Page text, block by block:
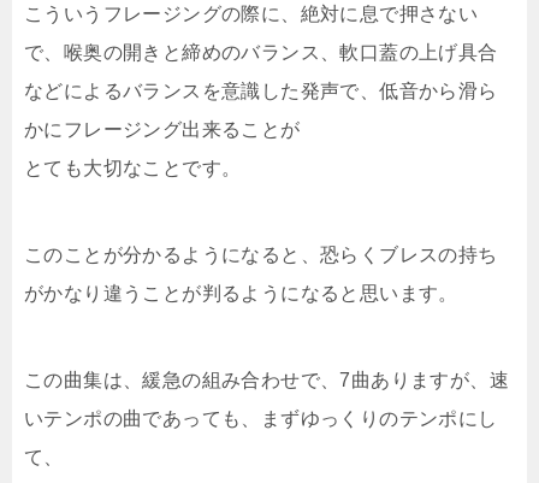
こういうフレージングの際に、絶対に息で押さない
で、喉奥の開きと締めのバランス、軟口蓋の上げ具合
などによるバランスを意識した発声で、低音から滑ら
かにフレージング出来ることが
とても大切なことです。
このことが分かるようになると、恐らくブレスの持ち
がかなり違うことが判るようになると思います。
この曲集は、緩急の組み合わせで、7曲ありますが、速
いテンポの曲であっても、まずゆっくりのテンポにし
て、